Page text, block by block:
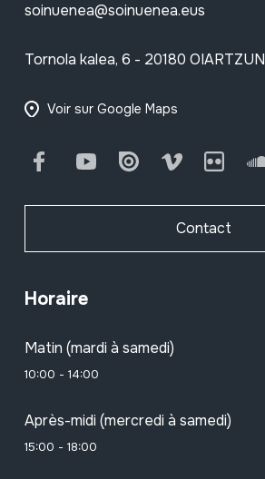
soinuenea@soinuenea.eus
Tornola kalea, 6 - 20180 OIARTZUN
Voir sur Google Maps
FacebookYoutube Issuu Vimeo Flickr
Contact
Horaire
Matin (mardi à samedi)
10:00 - 14:00
Après-midi (mercredi à samedi)
15:00 - 18:00